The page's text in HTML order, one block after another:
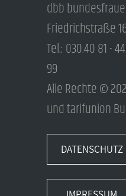
dbb
Friedrichstraße
Tel.: 030.40 81 -
99
Alle Rechte ©
und tarifunion
DATENSCHUTZ